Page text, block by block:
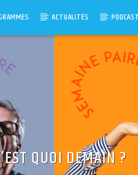
ACTUALITÉS
QUOI DEMAIN ?